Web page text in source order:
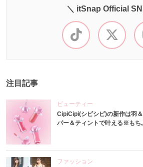
＼ itSnap Official
注目記事
ビューティー
CipiCipi(シピシピ)の新作は羽
パー＆ティントで叶える※も
ファッション